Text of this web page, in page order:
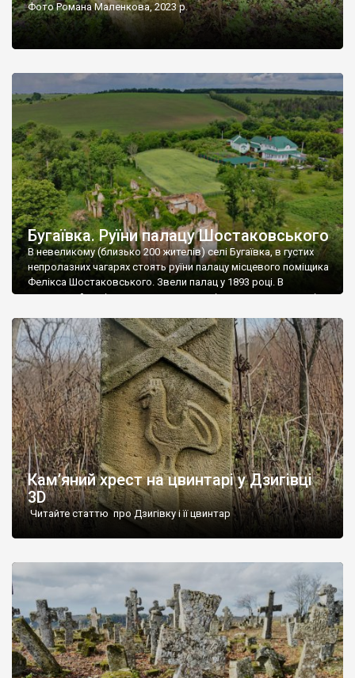
Фото Романа Маленкова, 2023 р.
Бугаївка. Руїни палацу Шостаковського
В невеликому (близько 200 жителів) селі Бугаївка, в густих
непролазних чагарях стоять руїни палацу місцевого поміщика
Фелікса Шостаковського. Звели палац у 1893 році. В
радянський період у ньому спочатку містилася школа, потім
століття тут розмістили туберкульозну лікарню. Коли із
палацу виїхала лікарня – ми точно не […]
Кам’яний хрест на цвинтарі у Дзигівці
3D
Читайте статтю про Дзигівку і її цвинтар